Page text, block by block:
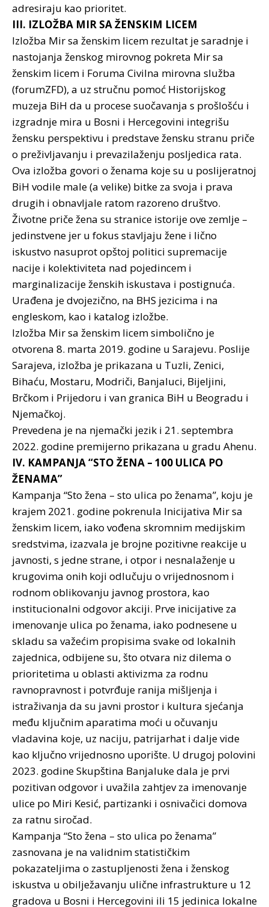
adresiraju kao prioritet.
III. IZLOŽBA MIR SA ŽENSKIM LICEM
Izložba Mir sa ženskim licem rezultat je saradnje i
nastojanja ženskog mirovnog pokreta Mir sa
ženskim licem i Foruma Civilna mirovna služba
(forumZFD), a uz stručnu pomoć Historijskog
muzeja BiH da u procese suočavanja s prošlošću i
izgradnje mira u Bosni i Hercegovini integrišu
žensku perspektivu i predstave žensku stranu priče
o preživljavanju i prevazilaženju posljedica rata.
Ova izložba govori o ženama koje su u poslijeratnoj
BiH vodile male (a velike) bitke za svoja i prava
drugih i obnavljale ratom razoreno društvo.
Životne priče žena su stranice istorije ove zemlje –
jedinstvene jer u fokus stavljaju žene i lično
iskustvo nasuprot opštoj politici supremacije
nacije i kolektiviteta nad pojedincem i
marginalizacije ženskih iskustava i postignuća.
Urađena je dvojezično, na BHS jezicima i na
engleskom, kao i katalog izložbe.
Izložba Mir sa ženskim licem simbolično je
otvorena 8. marta 2019. godine u Sarajevu. Poslije
Sarajeva, izložba je prikazana u Tuzli, Zenici,
Bihaću, Mostaru, Modriči, Banjaluci, Bijeljini,
Brčkom i Prijedoru i van granica BiH u Beogradu i
Njemačkoj.
Prevedena je na njemački jezik i 21. septembra
2022. godine premijerno prikazana u gradu Ahenu.
IV. KAMPANJA “STO ŽENA – 100 ULICA PO
ŽENAMA”
Kampanja “Sto žena – sto ulica po ženama”, koju je
krajem 2021. godine pokrenula Inicijativa Mir sa
ženskim licem, iako vođena skromnim medijskim
sredstvima, izazvala je brojne pozitivne reakcije u
javnosti, s jedne strane, i otpor i nesnalaženje u
krugovima onih koji odlučuju o vrijednosnom i
rodnom oblikovanju javnog prostora, kao
institucionalni odgovor akciji. Prve inicijative za
imenovanje ulica po ženama, iako podnesene u
skladu sa važećim propisima svake od lokalnih
zajednica, odbijene su, što otvara niz dilema o
prioritetima u oblasti aktivizma za rodnu
ravnopravnost i potvrđuje ranija mišljenja i
istraživanja da su javni prostor i kultura sjećanja
među ključnim aparatima moći u očuvanju
vladavina koje, uz naciju, patrijarhat i dalje vide
kao ključno vrijednosno uporište. U drugoj polovini
2023. godine Skupština Banjaluke dala je prvi
pozitivan odgovor i uvažila zahtjev za imenovanje
ulice po Miri Kesić, partizanki i osnivačici domova
za ratnu siročad.
Kampanja “Sto žena – sto ulica po ženama”
zasnovana je na validnim statističkim
pokazateljima o zastupljenosti žena i ženskog
iskustva u obilježavanju ulične infrastrukture u 12
gradova u Bosni i Hercegovini ili 15 jedinica lokalne